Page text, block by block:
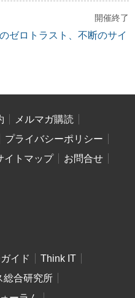
開催終了
ゼロトラスト、不断のサイ
メルマガ購読
プライバシーポリシー
イトマップ
お問合せ
イド
Think IT
総合研究所